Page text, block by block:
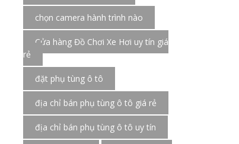
chọn camera hành trình nào
Cửa hàng Đồ Chơi Xe Hơi uy tín giá
rẻ
đặt phụ tùng ô tô
địa chỉ bán phụ tùng ô tô giá rẻ
địa chỉ bán phụ tùng ô tô uy tín